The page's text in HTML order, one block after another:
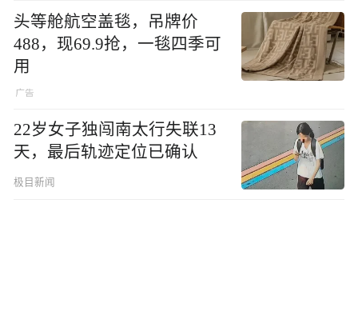
头等舱航空盖毯，吊牌价
488，现69.9抢，一毯四季可
用
22岁女子独闯南太行失联13
天，最后轨迹定位已确认
极目新闻